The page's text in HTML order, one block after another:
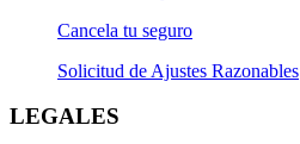
Cancela tu seguro
Solicitud de Ajustes Razonables
LEGALES